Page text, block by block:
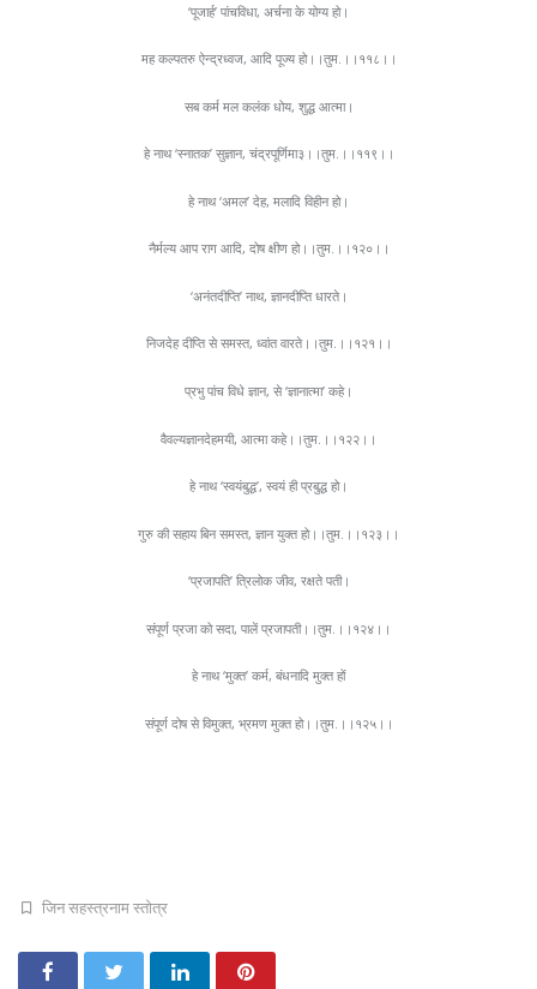
‘पूजार्ह’ पांचविधा, अर्चना के योग्य हो।
मह कल्पतरु ऐन्द्रध्वज, आदि पूज्य हो।।तुम.।।११८।।
सब कर्म मल कलंक धोय, शुद्ध आत्मा।
हे नाथ ‘स्नातक’ सुज्ञान, चंद्रपूर्णिमा३।।तुम.।।११९।।
हे नाथ ‘अमल’ देह, मलादि विहीन हो।
नैर्मल्य आप राग आदि, दोष क्षीण हो।।तुम.।।१२०।।
‘अनंतदीप्ति’ नाथ, ज्ञानदीप्ति धारते।
निजदेह दीप्ति से समस्त, ध्वांत वारते।।तुम.।।१२१।।
प्रभु पांच विधे ज्ञान, से ‘ज्ञानात्मा’ कहे।
वैवल्यज्ञानदेहमयी, आत्मा कहे।।तुम.।।१२२।।
हे नाथ ‘स्वयंबुद्ध’, स्वयं ही प्रबुद्ध हो।
गुरु की सहाय बिन समस्त, ज्ञान युक्त हो।।तुम.।।१२३।।
‘प्रजापति’ त्रिलोक जीव, रक्षते पती।
संपूर्ण प्रजा को सदा, पालें प्रजापती।।तुम.।।१२४।।
हे नाथ ‘मुक्त’ कर्म, बंधनादि मुक्त हों
संपूर्ण दोष से विमुक्त, भ्रमण मुक्त हो।।तुम.।।१२५।।
जिन सहस्त्रनाम स्तोत्र